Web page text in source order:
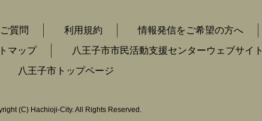
質問 利用規約
情報発信をご希望の方へ
マップ
八王子市市民活動支援センターウェブサイト
八王子市トップページ
(C) Hachioji-City. All Rights Reserved.